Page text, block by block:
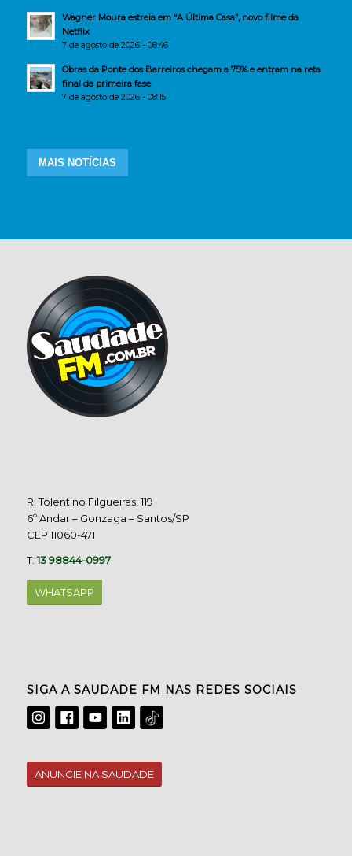
Wagner Moura estreia em “A Última Casa”, novo filme da
Netflix
7 de agosto de 2026 - 08:46
Obras da Ponte dos Barreiros chegam a 75% e entram na reta
final da primeira fase
7 de agosto de 2026 - 08:15
MAIS NOTÍCIAS
R. Tolentino Filgueiras, 119
6º Andar – Gonzaga – Santos/SP
CEP 11060-471
T.13 98844-0997
WHATSAPP
SIGA A SAUDADE FM NAS REDES SOCIAIS
ANUNCIE NA SAUDADE